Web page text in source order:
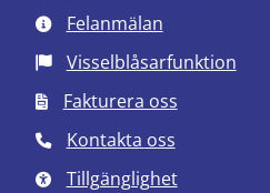
Felanmälan
Visselblåsarfunktion
Fakturera oss
Kontakta oss
Tillgänglighet